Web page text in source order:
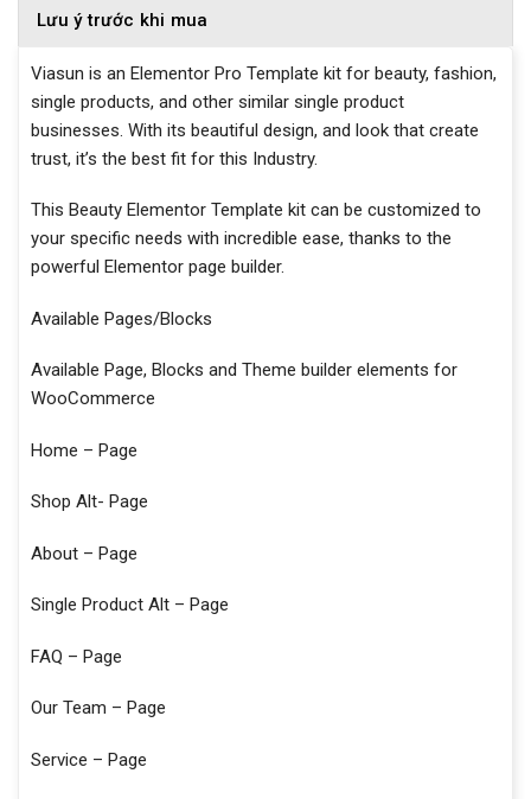
Lưu ý trước khi mua
Viasun is an Elementor Pro Template kit for beauty, fashion,
single products, and other similar single product
businesses. With its beautiful design, and look that create
trust, it’s the best fit for this Industry.
This Beauty Elementor Template kit can be customized to
your specific needs with incredible ease, thanks to the
powerful Elementor page builder.
Available Pages/Blocks
Available Page, Blocks and Theme builder elements for
WooCommerce
Home – Page
Shop Alt- Page
About – Page
Single Product Alt – Page
FAQ – Page
Our Team – Page
Service – Page